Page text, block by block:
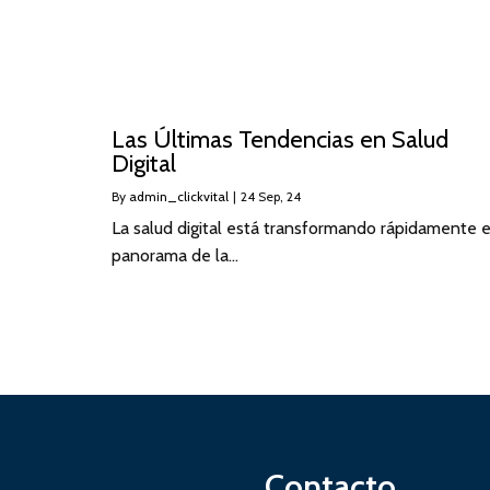
Las Últimas Tendencias en Salud
Digital
By admin_clickvital | 24 Sep, 24
La salud digital está transformando rápidamente
panorama de la…